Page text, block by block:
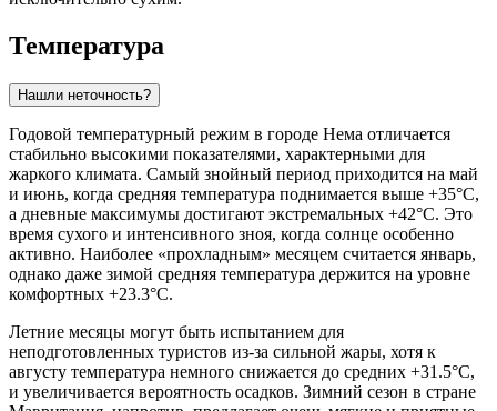
Температура
Нашли неточность?
Годовой температурный режим в городе Нема отличается
стабильно высокими показателями, характерными для
жаркого климата. Самый знойный период приходится на май
и июнь, когда средняя температура поднимается выше +35°C,
а дневные максимумы достигают экстремальных +42°C. Это
время сухого и интенсивного зноя, когда солнце особенно
активно. Наиболее «прохладным» месяцем считается январь,
однако даже зимой средняя температура держится на уровне
комфортных +23.3°C.
Летние месяцы могут быть испытанием для
неподготовленных туристов из-за сильной жары, хотя к
августу температура немного снижается до средних +31.5°C,
и увеличивается вероятность осадков. Зимний сезон в стране